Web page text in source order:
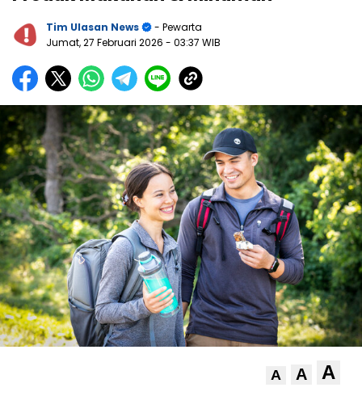
Tim Ulasan News
- Pewarta
Jumat, 27 Februari 2026 - 03:37 WIB
A A A